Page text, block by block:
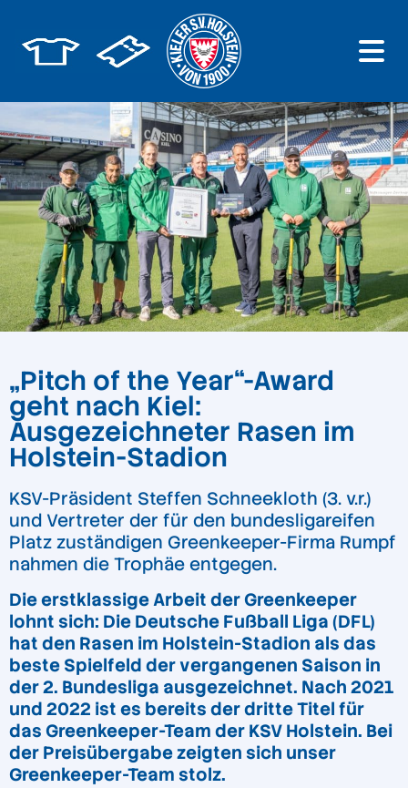
„Pitch of the Year“-Award
geht nach Kiel:
Ausgezeichneter Rasen im
Holstein-Stadion
KSV-Präsident Steffen Schneekloth (3. v.r.)
und Vertreter der für den bundesligareifen
Platz zuständigen Greenkeeper-Firma Rumpf
nahmen die Trophäe entgegen.
Die erstklassige Arbeit der Greenkeeper
lohnt sich: Die Deutsche Fußball Liga (DFL)
hat den Rasen im Holstein-Stadion als das
beste Spielfeld der vergangenen Saison in
der 2. Bundesliga ausgezeichnet. Nach 2021
und 2022 ist es bereits der dritte Titel für
das Greenkeeper-Team der KSV Holstein. Bei
der Preisübergabe zeigten sich unser
Greenkeeper-Team stolz.